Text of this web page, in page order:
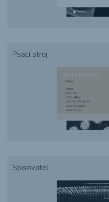
Psací stroj
Spisovatel